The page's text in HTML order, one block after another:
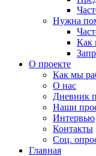
Нужна
Как
О проекте
Как мы
О нас
Дневник
Наши
Интервью
Контакты
Соц.
Главная